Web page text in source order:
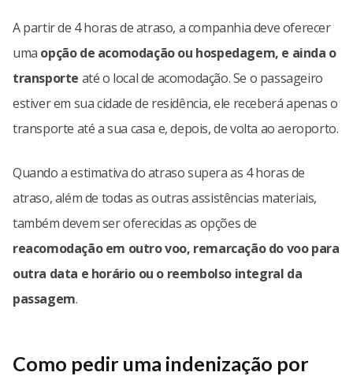
A partir de 4 horas de atraso, a companhia deve oferecer
uma opção de acomodação ou hospedagem, e ainda o
transporte até o local de acomodação. Se o passageiro
estiver em sua cidade de residência, ele receberá apenas o
transporte até a sua casa e, depois, de volta ao aeroporto.
Quando a estimativa do atraso supera as 4 horas de
atraso, além de todas as outras assistências materiais,
também devem ser oferecidas as opções de
reacomodação em outro voo, remarcação do voo para
outra data e horário ou o reembolso integral da
passagem.
Como pedir uma indenização por